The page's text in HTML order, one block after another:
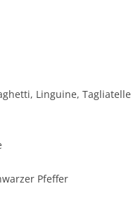
Linguine, Tagliatelle
Pfeffer